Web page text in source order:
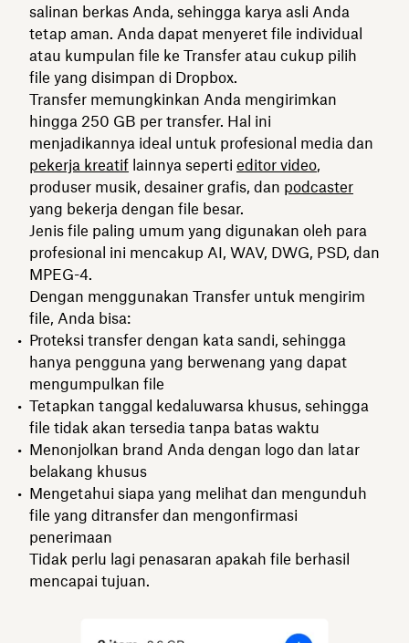
salinan berkas Anda, sehingga karya asli Anda
tetap aman. Anda dapat menyeret file individual
atau kumpulan file ke Transfer atau cukup pilih
file yang disimpan di Dropbox.
Transfer memungkinkan Anda mengirimkan
hingga 250 GB per transfer. Hal ini
menjadikannya ideal untuk profesional media dan
pekerja kreatif lainnya seperti editor video,
produser musik, desainer grafis, dan podcaster
yang bekerja dengan file besar.
Jenis file paling umum yang digunakan oleh para
profesional ini mencakup AI, WAV, DWG, PSD, dan
MPEG-4.
Dengan menggunakan Transfer untuk mengirim
file, Anda bisa:
Proteksi transfer dengan kata sandi, sehingga
hanya pengguna yang berwenang yang dapat
mengumpulkan file
Tetapkan tanggal kedaluwarsa khusus, sehingga
file tidak akan tersedia tanpa batas waktu
Menonjolkan brand Anda dengan logo dan latar
belakang khusus
Mengetahui siapa yang melihat dan mengunduh
file yang ditransfer dan mengonfirmasi
penerimaan
Tidak perlu lagi penasaran apakah file berhasil
mencapai tujuan.